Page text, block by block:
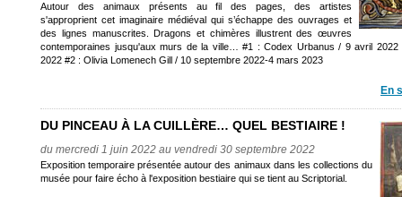
Autour des animaux présents au fil des pages, des artistes
s'approprient cet imaginaire médiéval qui s’échappe des ouvrages et
des lignes manuscrites. Dragons et chimères illustrent des œuvres
contemporaines jusqu'aux murs de la ville… #1 : Codex Urbanus / 9 avril 2022
2022 #2 : Olivia Lomenech Gill / 10 septembre 2022-4 mars 2023
En
DU PINCEAU À LA CUILLÈRE… QUEL BESTIAIRE !
du mercredi 1 juin 2022 au vendredi 30 septembre 2022
Exposition temporaire présentée autour des animaux dans les collections du
musée pour faire écho à l'exposition bestiaire qui se tient au Scriptorial.